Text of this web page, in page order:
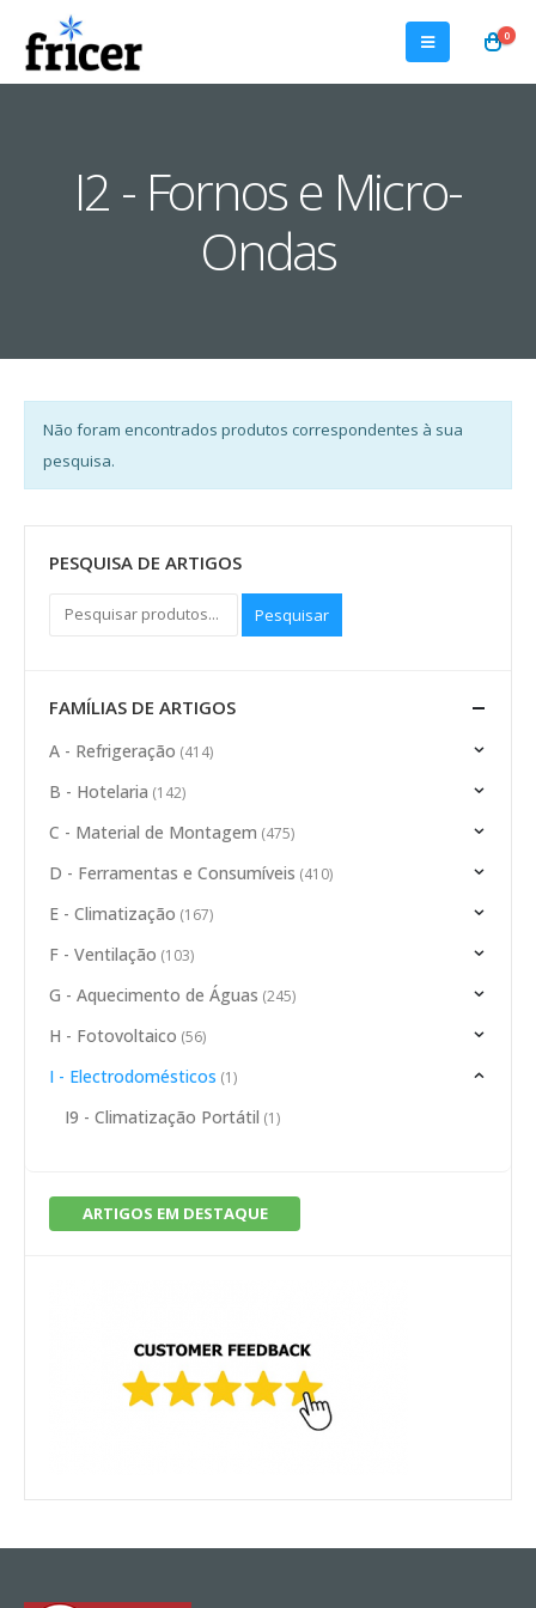
0
I2 - Fornos e Micro-
Ondas
Não foram encontrados produtos correspondentes à sua
pesquisa.
PESQUISA DE ARTIGOS
Pesquisar
FAMÍLIAS DE ARTIGOS
A - Refrigeração (414)
B - Hotelaria (142)
C - Material de Montagem (475)
D - Ferramentas e Consumíveis (410)
E - Climatização (167)
F - Ventilação (103)
G - Aquecimento de Águas (245)
H - Fotovoltaico (56)
I - Electrodomésticos (1)
I9 - Climatização Portátil (1)
ARTIGOS EM DESTAQUE